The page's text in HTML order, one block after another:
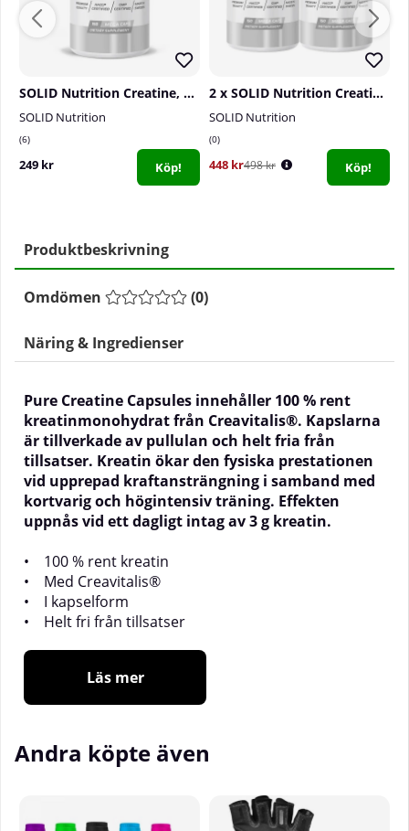
SOLID Nutrition Creatine, 150 mega caps
SOLID Nutrition
6
249 kr Köp!
2 x SOLID Nutrition Creatine, 150 mega caps
SOLID Nutrition
0
448 kr498 kr Köp!
Produktbeskrivning
Omdömen (0)
Näring & Ingredienser
Pure Creatine Capsules innehåller 100 % rent
kreatinmonohydrat från Creavitalis®. Kapslarna
är tillverkade av pullulan och helt fria från
tillsatser. Kreatin ökar den fysiska prestationen
vid upprepad kraftansträngning i samband med
kortvarig och högintensiv träning. Effekten
uppnås vid ett dagligt intag av 3 g kreatin.
• 100 % rent kreatin
• Med Creavitalis®
• I kapselform
• Helt fri från tillsatser
Ett kreatin för ditt välmående
kroppen och som även finns i vissa livsmedel av
animaliskt ursprung. Personer som äter en
intag av kreatin via maten. Ett kreatintillskott kan
Läs mer
Andra köpte även